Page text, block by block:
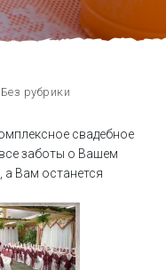
Без рубрики
свадебное
заботы о Вашем
Вам останется